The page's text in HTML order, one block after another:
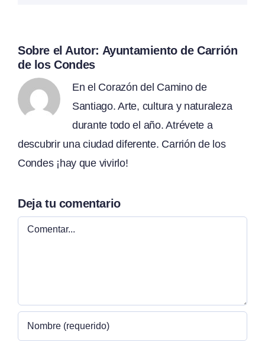
Sobre el Autor: Ayuntamiento de Carrión
de los Condes
En el Corazón del Camino de
Santiago. Arte, cultura y naturaleza
durante todo el año. Atrévete a
descubrir una ciudad diferente. Carrión de los
Condes ¡hay que vivirlo!
Deja tu comentario
Comentar